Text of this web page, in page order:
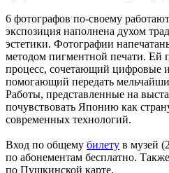
6 фотографов по-своему
экспозиция наполнена духом
эстетики. Фотографии
методом пигментной печати. Ей
процесс, сочетающий цифровые
помогающий передать
Работы, представленные на
почувствовать Японию как
современных технологий.
Вход по общему билету в музей
по абонементам бесплатно.
по Пушкинской карте.